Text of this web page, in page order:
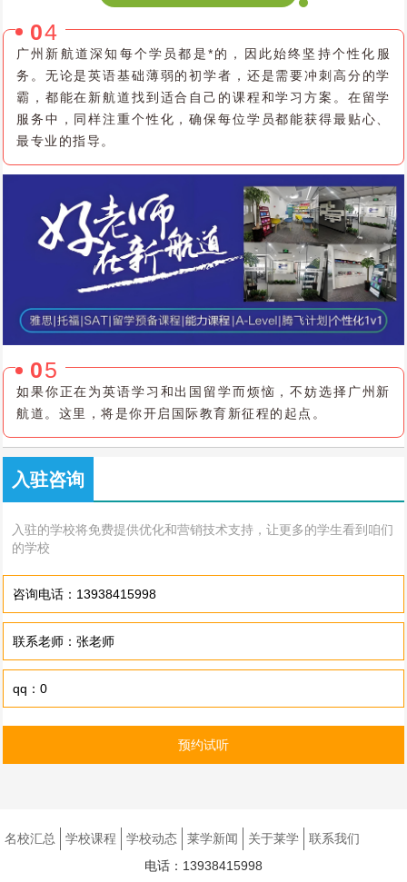
04
广州新航道深知每个学员都是*的，因此始终坚持个性化服
务。无论是英语基础薄弱的初学者，还是需要冲刺高分的学
霸，都能在新航道找到适合自己的课程和学习方案。在留学
服务中，同样注重个性化，确保每位学员都能获得最贴心、
最专业的指导。
05
如果你正在为英语学习和出国留学而烦恼，不妨选择广州新
航道。这里，将是你开启国际教育新征程的起点。
入驻咨询
入驻的学校将免费提供优化和营销技术支持，让更多的学生看到咱们
的学校
咨询电话：13938415998
联系老师：张老师
qq：0
预约试听
名校汇总 学校课程 学校动态 莱学新闻 关于莱学
联系我们
电话：13938415998